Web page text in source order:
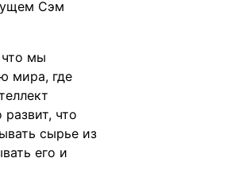
Сэм
мы
мира, где
что
сырье из
его и